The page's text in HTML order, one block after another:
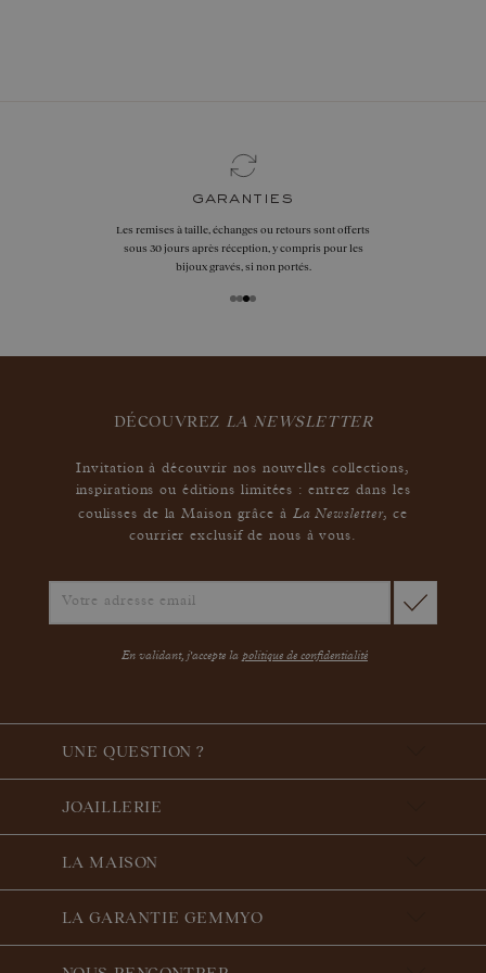
garanties
Les remises à taille, échanges ou retours sont offerts
sous 30 jours après réception, y compris pour les
bijoux gravés, si non portés.
DÉCOUVREZ LA NEWSLETTER
Invitation à découvrir nos nouvelles collections,
inspirations ou éditions limitées : entrez dans les
coulisses de la Maison grâce à La Newsletter,ce
courrier exclusif de nous à vous.
En validant, j'accepte la politique de confidentialité
UNE QUESTION ?
JOAILLERIE
LA MAISON
LA GARANTIE GEMMYO